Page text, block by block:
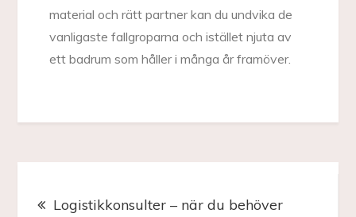
material och rätt partner kan du undvika de
vanligaste fallgroparna och istället njuta av
ett badrum som håller i många år framöver.
Inläggsnavigering
Logistikkonsulter – när du behöver